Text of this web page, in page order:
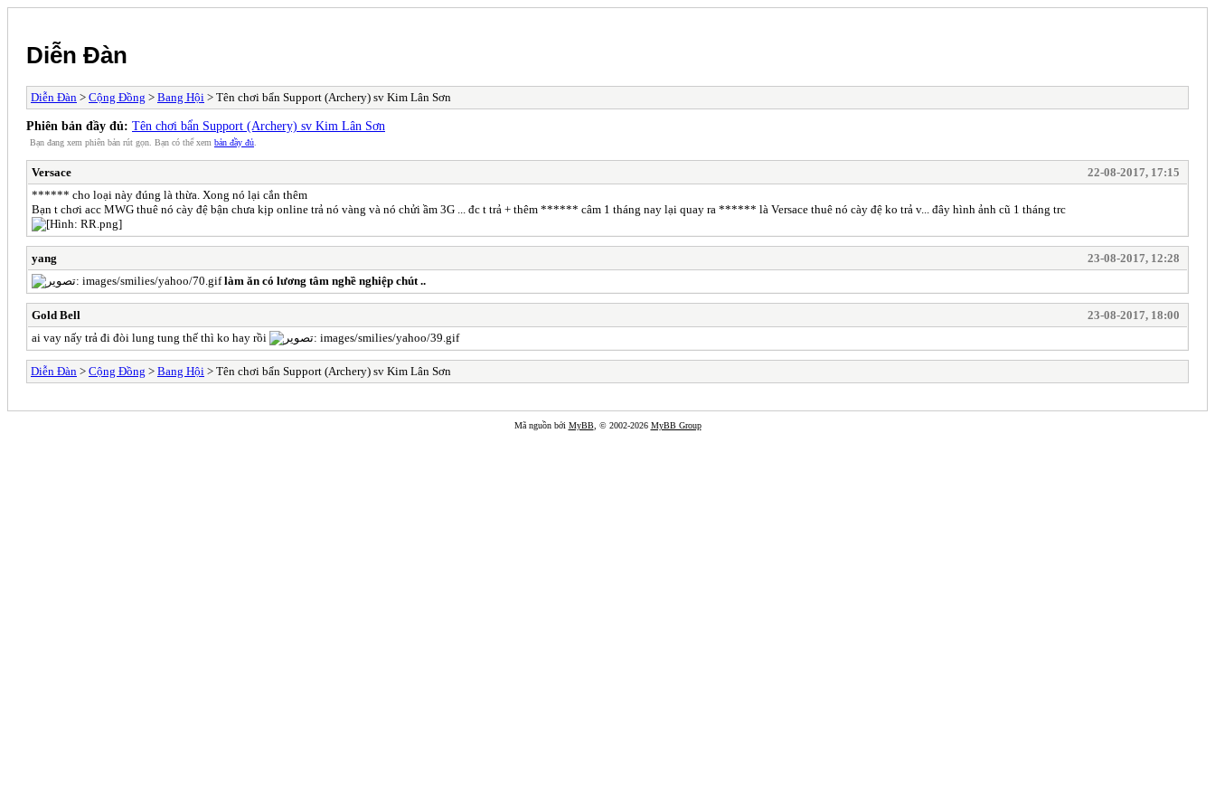
Diễn Đàn
Diễn Đàn > Cộng Đồng > Bang Hội > Tên chơi bẩn Support (Archery) sv Kim Lân Sơn
Phiên bản đầy đủ: Tên chơi bẩn Support (Archery) sv Kim Lân Sơn
Bạn đang xem phiên bản rút gọn. Bạn có thể xem bản đầy đủ
Versace
22-08-2017, 17:15
****** cho loại này đúng là thừa. Xong nó lại cắn thêm
Bạn t chơi acc MWG thuê nó cày đệ bận chưa kịp online trả nó vàng và nó chửi ầm 3G ... đc t trả + thêm ****** câm 1 tháng nay lại quay ra ****** là Versace thuê nó cày đệ ko trả v... đây hình ảnh cũ 1 tháng trc
yang
23-08-2017, 12:28
làm ăn có lương tâm nghề nghiệp chút ..
Gold Bell
23-08-2017, 18:00
ai vay nấy trả đi đòi lung tung thế thì ko hay rồi
Diễn Đàn > Cộng Đồng > Bang Hội > Tên chơi bẩn Support (Archery) sv Kim Lân Sơn
Mã nguồn bởi MyBB, © 2002-2026 MyBB Group